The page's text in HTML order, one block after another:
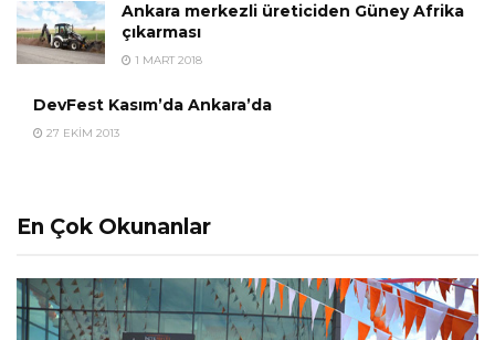
Ankara merkezli üreticiden Güney Afrika
çıkarması
1 MART 2018
DevFest Kasım’da Ankara’da
27 EKIM 2013
En Çok Okunanlar